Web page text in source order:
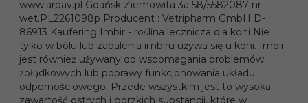
www.arpav.pl Gdańsk Ziemowita 3a 58/5582087 nr
wet.PL2261098p Producent : Vetripharm GmbH D-
86913 Kaufering Imbir - roślina lecznicza dla koni Nie
tylko w bólu lub zapalenia imbiru używa się u koni. Imbir
jest również używany do wspomagania problemów
żołądkowych lub poprawy funkcjonowania układu
odpornościowego. Przede wszystkim jest to wysoka
zawartość ostrych i gorzkich substancji, które w